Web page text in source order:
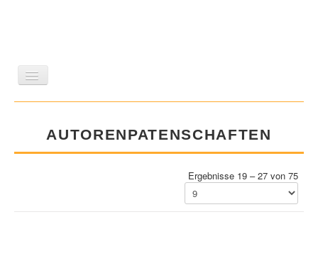
GESCHICHTE
WISSENSCHAFT
REIHEN
AUTORENPATENSCHAFTEN
Ergebnisse 19 – 27 von 75